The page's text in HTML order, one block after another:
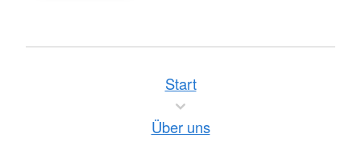
Start
Über uns